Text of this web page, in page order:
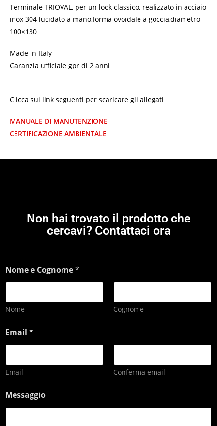
Terminale TRIOVAL, per un look classico, realizzato in acciaio
inox 304 lucidato a mano,forma ovoidale a goccia,diametro
100×130
Made in Italy
Garanzia ufficiale gpr di 2 anni
Clicca sui link seguenti per scaricare gli allegati
MANUALE DI MANUTENZIONE
CERTIFICAZIONE AMBIENTALE
Non hai trovato il prodotto che
cercavi? Contattaci ora
Nome e Cognome*
Nome Cognome
Email *
Email Conferma email
Messaggio